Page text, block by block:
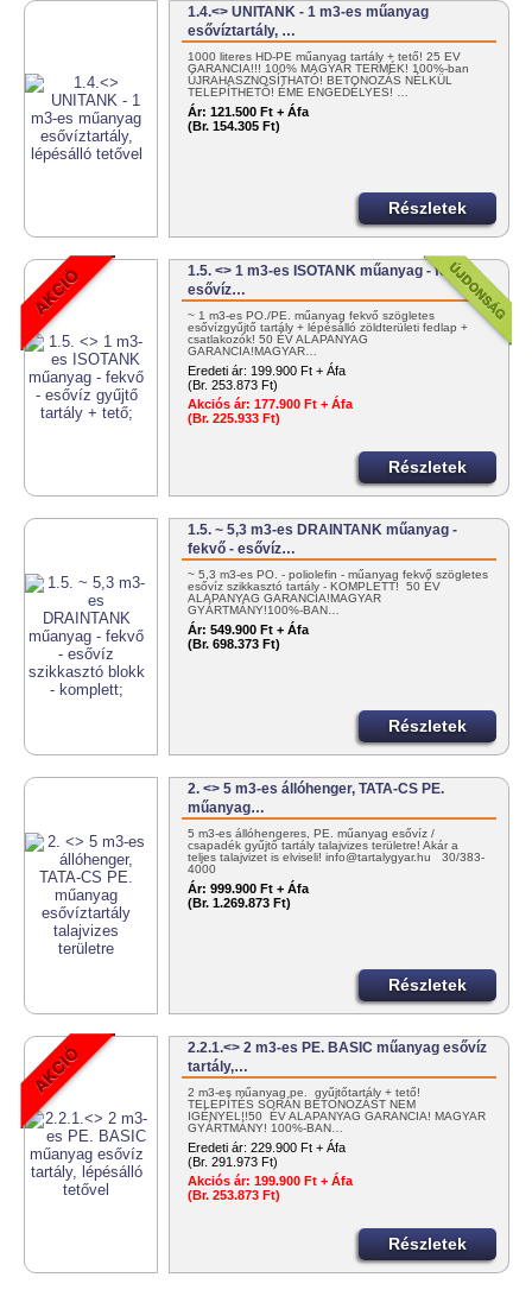
1.4.<> UNITANK - 1 m3-es műanyag
esővíztartály, …
1000 literes HD-PE műanyag tartály + tető! 25 ÉV
GARANCIA!!! 100% MAGYAR TERMÉK! 100%-ban
ÚJRAHASZNOSÍTHATÓ! BETONOZÁS NÉLKÜL
TELEPÍTHETŐ! ÉME ENGEDÉLYES! …
Ár: 121.500 Ft + Áfa
(Br. 154.305 Ft)
Részletek
1.5. <> 1 m3-es ISOTANK műanyag - fekvő -
esővíz…
~ 1 m3-es PO./PE. műanyag fekvő szögletes
esővízgyűjtő tartály + lépésálló zöldterületi fedlap +
csatlakozók! 50 ÉV ALAPANYAG
GARANCIA!MAGYAR…
Eredeti ár: 199.900 Ft + Áfa
(Br. 253.873 Ft)
Akciós ár: 177.900 Ft + Áfa
(Br. 225.933 Ft)
Részletek
1.5. ~ 5,3 m3-es DRAINTANK műanyag -
fekvő - esővíz…
~ 5,3 m3-es PO. - poliolefin - műanyag fekvő szögletes
esővíz szikkasztó tartály - KOMPLETT! 50 ÉV
ALAPANYAG GARANCIA!MAGYAR
GYÁRTMÁNY!100%-BAN…
Ár: 549.900 Ft + Áfa
(Br. 698.373 Ft)
Részletek
2. <> 5 m3-es állóhenger, TATA-CS PE.
műanyag…
5 m3-es állóhengeres, PE. műanyag esővíz /
csapadék gyűjtő tartály talajvizes területre! Akár a
teljes talajvizet is elviseli! info@tartalygyar.hu 30/383-
4000
Ár: 999.900 Ft + Áfa
(Br. 1.269.873 Ft)
Részletek
2.2.1.<> 2 m3-es PE. BASIC műanyag esővíz
tartály,…
2 m3-es műanyag pe. gyűjtőtartály + tető!
TELEPÍTÉS SORÁN BETONOZÁST NEM
IGÉNYEL!!50 ÉV ALAPANYAG GARANCIA! MAGYAR
GYÁRTMÁNY! 100%-BAN…
Eredeti ár: 229.900 Ft + Áfa
(Br. 291.973 Ft)
Akciós ár: 199.900 Ft + Áfa
(Br. 253.873 Ft)
Részletek